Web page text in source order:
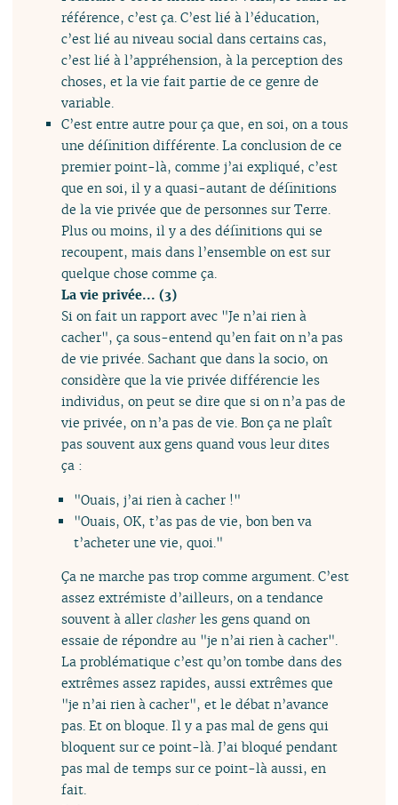
référence, c’est ça. C’est lié à l’éducation,
c’est lié au niveau social dans certains cas,
c’est lié à l’appréhension, à la perception des
choses, et la vie fait partie de ce genre de
variable.
C’est entre autre pour ça que, en soi, on a tous
une définition différente. La conclusion de ce
premier point-là, comme j’ai expliqué, c’est
que en soi, il y a quasi-autant de définitions
de la vie privée que de personnes sur Terre.
Plus ou moins, il y a des définitions qui se
recoupent, mais dans l’ensemble on est sur
quelque chose comme ça.
La vie privée... (3)
Si on fait un rapport avec "Je n’ai rien à
cacher", ça sous-entend qu’en fait on n’a pas
de vie privée. Sachant que dans la socio, on
considère que la vie privée différencie les
individus, on peut se dire que si on n’a pas de
vie privée, on n’a pas de vie. Bon ça ne plaît
pas souvent aux gens quand vous leur dites
ça :
"Ouais, j’ai rien à cacher !"
"Ouais, OK, t’as pas de vie, bon ben va
t’acheter une vie, quoi."
Ça ne marche pas trop comme argument. C’est
assez extrémiste d’ailleurs, on a tendance
souvent à aller clasherles gens quand on
essaie de répondre au "je n’ai rien à cacher".
La problématique c’est qu’on tombe dans des
extrêmes assez rapides, aussi extrêmes que
"je n’ai rien à cacher", et le débat n’avance
pas. Et on bloque. Il y a pas mal de gens qui
bloquent sur ce point-là. J’ai bloqué pendant
pas mal de temps sur ce point-là aussi, en
fait.